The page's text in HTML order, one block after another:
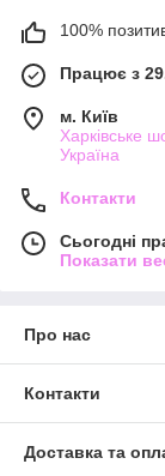
100%
Працює з
м. Київ
Харківське
Україна
Контакти
Сьогодні
Показати
Про нас
Контакти
Доставка та